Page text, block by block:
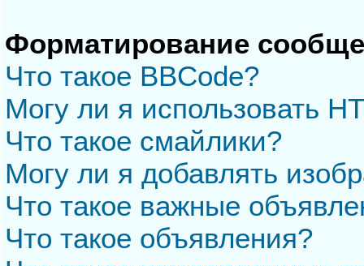
Форматирование
Что такое BBCode?
Могу ли я использовать
Что такое смайлики?
Могу ли я добавлять
Что такое важные
Что такое объявления?